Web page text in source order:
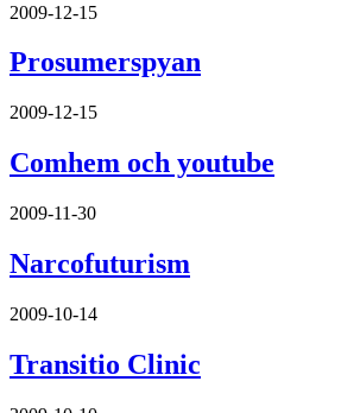
2009-12-15
Prosumerspyan
2009-12-15
Comhem och youtube
2009-11-30
Narcofuturism
2009-10-14
Transitio Clinic